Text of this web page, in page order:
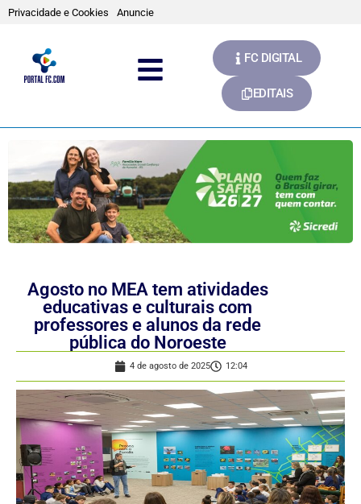
Privacidade e Cookies Anuncie
FC DIGITAL
EDITAIS
Agosto no MEA tem atividades
educativas e culturais com
professores e alunos da rede
pública do Noroeste
4 de agosto de 2025 12:04